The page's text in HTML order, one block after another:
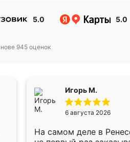
5.0 5.0
945 оценок
Игорь М.
6 августа 2026
На самом деле в